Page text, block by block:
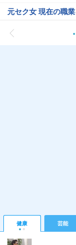
元セク女 現在の職
健康 芸能